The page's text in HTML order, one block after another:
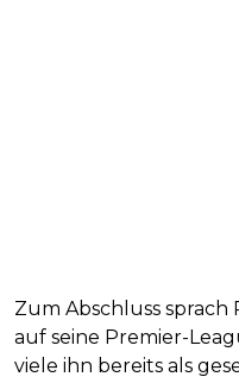
Zum Abschluss
auf seine Premier-
viele ihn bereits als